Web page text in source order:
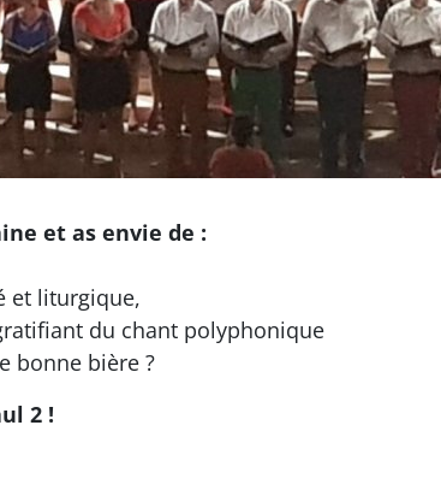
et as envie de :
et liturgique,
du chant polyphonique
bonne bière ?
2 !